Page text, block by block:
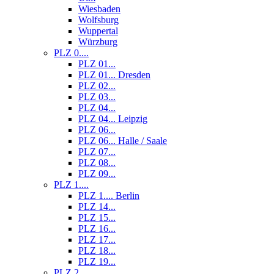
Wiesbaden
Wolfsburg
Wuppertal
Würzburg
PLZ 0....
PLZ 01...
PLZ 01... Dresden
PLZ 02...
PLZ 03...
PLZ 04...
PLZ 04... Leipzig
PLZ 06...
PLZ 06... Halle / Saale
PLZ 07...
PLZ 08...
PLZ 09...
PLZ 1....
PLZ 1.... Berlin
PLZ 14...
PLZ 15...
PLZ 16...
PLZ 17...
PLZ 18...
PLZ 19...